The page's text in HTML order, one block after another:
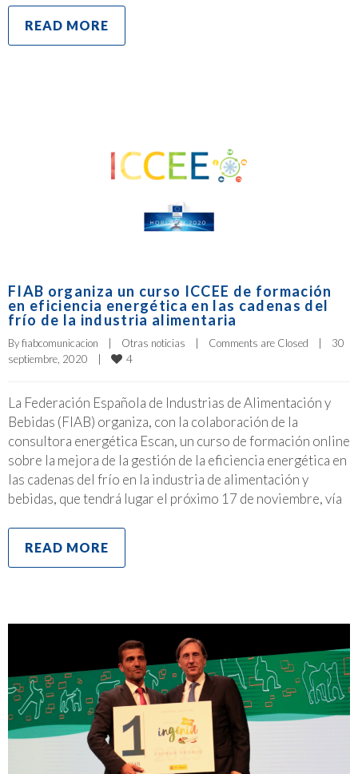
READ MORE
FIAB organiza un curso ICCEE de formación
en eficiencia energética en las cadenas del
frío de la industria alimentaria
By fiabcomunicacion | Otras noticias | Comments are Closed |
30
septiembre, 2020
| 4
La Federación Española de Industrias de Alimentación y
Bebidas (FIAB) organiza, con la colaboración de la
consultora energética Escan, un curso de formación online
sobre la mejora de la gestión de la eficiencia energética en
las cadenas del frío en la industria de alimentación y
bebidas, que tendrá lugar el próximo 17 de noviembre, vía
READ MORE